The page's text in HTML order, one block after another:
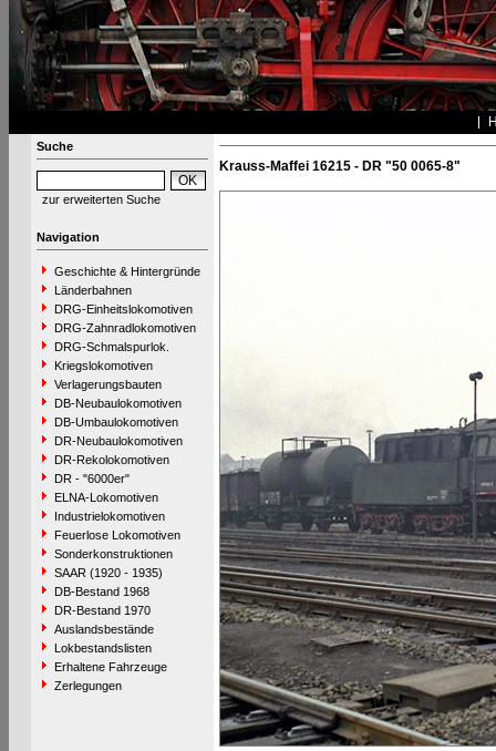
Suche
zur erweiterten Suche
Navigation
Geschichte & Hintergründe
Länderbahnen
DRG-Einheitslokomotiven
DRG-Zahnradlokomotiven
DRG-Schmalspurlok.
Kriegslokomotiven
Verlagerungsbauten
DB-Neubaulokomotiven
DB-Umbaulokomotiven
DR-Neubaulokomotiven
DR-Rekolokomotiven
DR - "6000er"
ELNA-Lokomotiven
Industrielokomotiven
Feuerlose Lokomotiven
Sonderkonstruktionen
SAAR (1920 - 1935)
DB-Bestand 1968
DR-Bestand 1970
Auslandsbestände
Lokbestandslisten
Erhaltene Fahrzeuge
Zerlegungen
Krauss-Maffei 16215 - DR "50 0065-8"